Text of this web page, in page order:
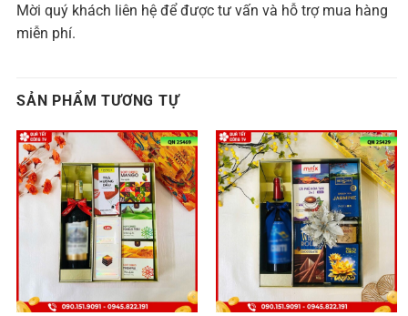
Mời quý khách liên hệ để được tư vấn và hỗ trợ mua hàng
miễn phí.
SẢN PHẨM TƯƠNG TỰ